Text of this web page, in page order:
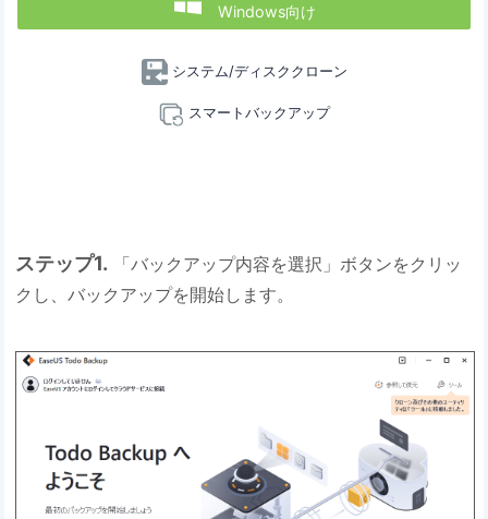
Windows向け
システム/ディスククローン
スマートバックアップ
ステップ1. 「バックアップ内容を選択」ボタンをクリッ
クし、バックアップを開始します。